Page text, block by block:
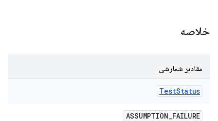
خلاصه
مقادیر شمارشی
TestStatus
ASSUMPTION_FAILURE